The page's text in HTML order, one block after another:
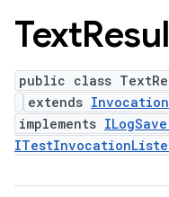
Text
public class
extends
implements